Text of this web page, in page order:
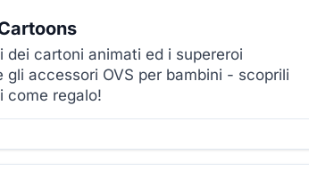
dei cartoni animati ed i supereroi
gli accessori OVS per bambini - scoprili
come regalo!